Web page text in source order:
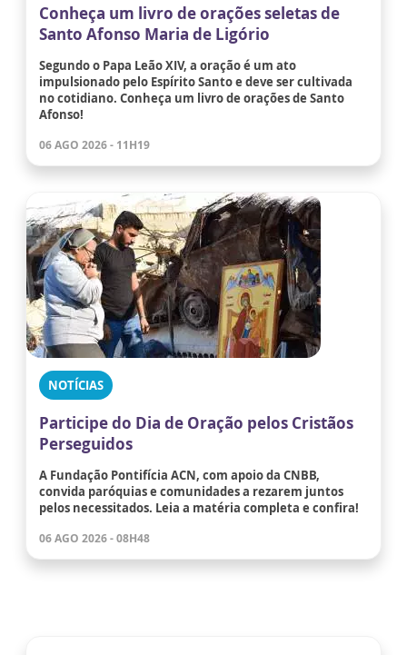
Conheça um livro de orações seletas de
Santo Afonso Maria de Ligório
Segundo o Papa Leão XIV, a oração é um ato
impulsionado pelo Espírito Santo e deve ser cultivada
no cotidiano. Conheça um livro de orações de Santo
Afonso!
06 AGO 2026 - 11H19
NOTÍCIAS
Participe do Dia de Oração pelos Cristãos
Perseguidos
A Fundação Pontifícia ACN, com apoio da CNBB,
convida paróquias e comunidades a rezarem juntos
pelos necessitados. Leia a matéria completa e confira!
06 AGO 2026 - 08H48